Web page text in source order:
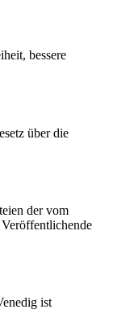
bessere
über die
der vom
ist